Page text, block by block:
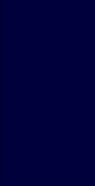
som, iluminação e